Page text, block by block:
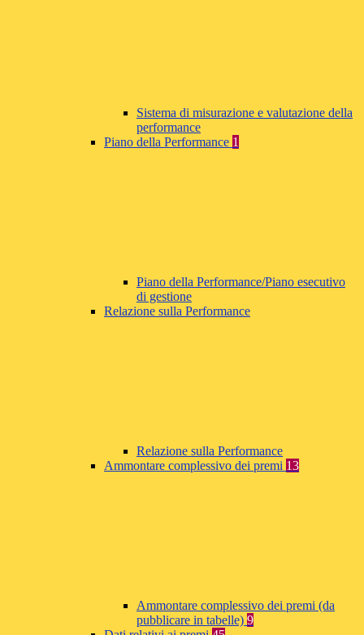
Sistema di misurazione e valutazione della
performance
Piano della Performance 1
Piano della Performance/Piano esecutivo
di gestione
Relazione sulla Performance
Relazione sulla Performance
Ammontare complessivo dei premi 13
Ammontare complessivo dei premi (da
pubblicare in tabelle) 9